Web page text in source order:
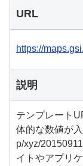
URL
https://
説明
テンプレート
体的な数値が
p/xyz/
イトやアプリ